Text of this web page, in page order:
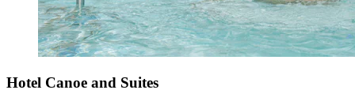
Hotel Canoe and Suites